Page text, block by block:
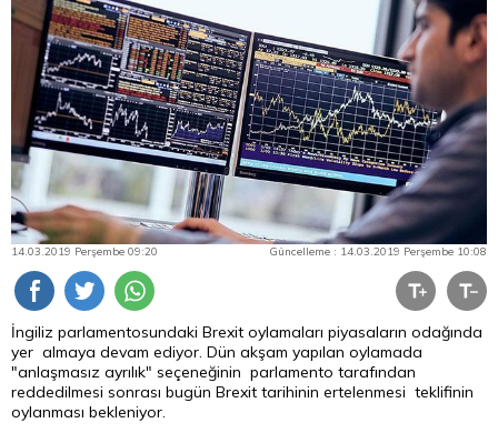
14.03.2019 Perşembe 09:20 Güncelleme : 14.03.2019 Perşembe 10:08
İngiliz parlamentosundaki Brexit oylamaları piyasaların odağında
yer almaya devam ediyor. Dün akşam yapılan oylamada
"anlaşmasız ayrılık" seçeneğinin parlamento tarafından
reddedilmesi sonrası bugün Brexit tarihinin ertelenmesi teklifinin
oylanması bekleniyor.